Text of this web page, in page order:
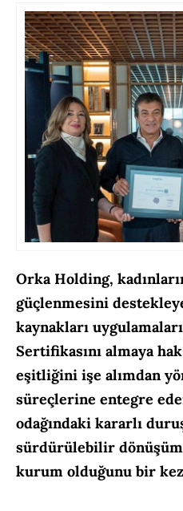
Orka Holding,
güçlenmesini
kaynakları
Sertifikasını almaya
eşitliğini işe alımdan
süreçlerine entegre
odağındaki kararlı
sürdürülebilir
kurum olduğunu bir